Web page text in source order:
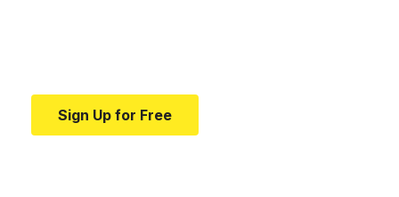
Sign Up for Free